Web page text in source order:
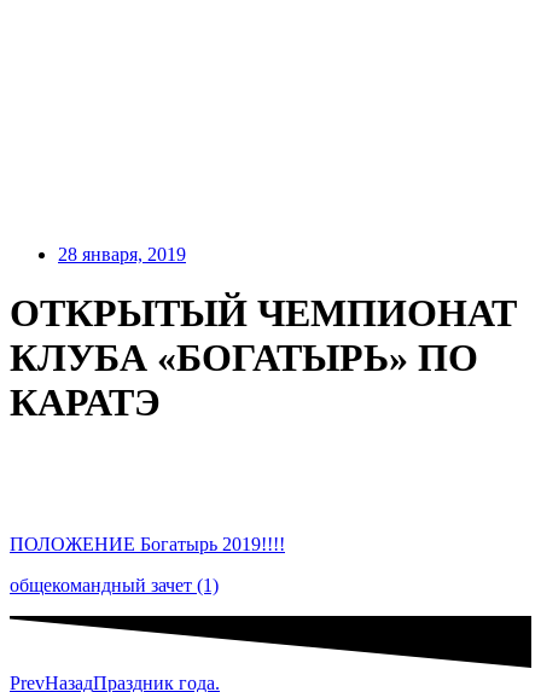
28 января, 2019
ОТКРЫТЫЙ ЧЕМПИОНАТ
КЛУБА «БОГАТЫРЬ» ПО
КАРАТЭ
ПОЛОЖЕНИЕ Богатырь 2019!!!!
общекомандный зачет (1)
PrevНазадПраздник года.